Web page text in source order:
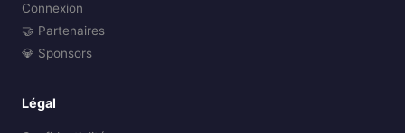
Connexion
🤝 Partenaires
💎 Sponsors
Légal